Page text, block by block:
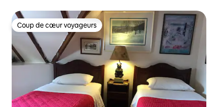
Coup de cœur voyageurs
Coup de cœur voyageurs